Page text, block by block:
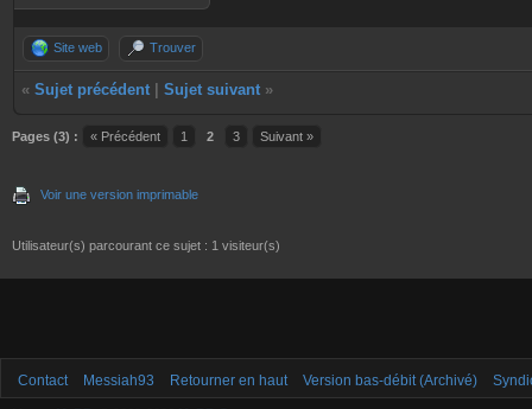
Site web Trouver
« Sujet précédent Sujet suivant »
Pages (3) : « Précédent 1 2 3 Suivant »
Voir une version imprimable
Utilisateur(s) parcourant ce sujet : 1 visiteur(s)
Contact Messiah93 Retourner en haut Version bas-débit (Archivé)